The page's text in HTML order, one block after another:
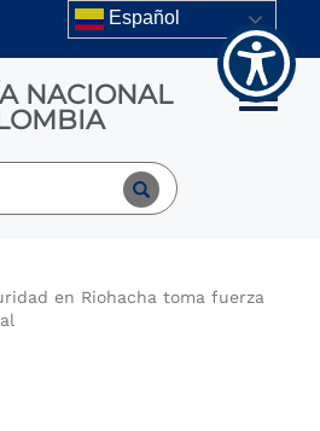
Español
NACIONAL Toggle
en Riohacha toma fuerza